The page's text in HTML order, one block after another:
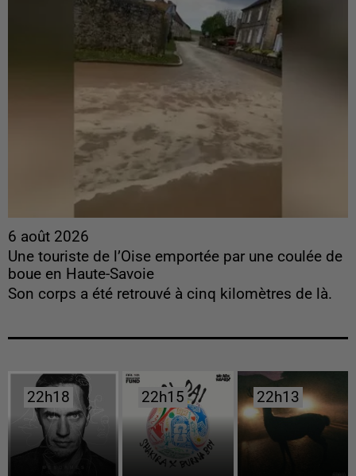
6 août 2026
Une touriste de l’Oise emportée par une coulée de
boue en Haute-Savoie
Son corps a été retrouvé à cinq kilomètres de là.
22h18
22h18 22h15
22h15 22h13
22h13